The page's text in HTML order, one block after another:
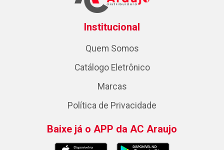
Institucional
Quem Somos
Catálogo Eletrônico
Marcas
Política de Privacidade
Baixe já o APP da AC Araujo